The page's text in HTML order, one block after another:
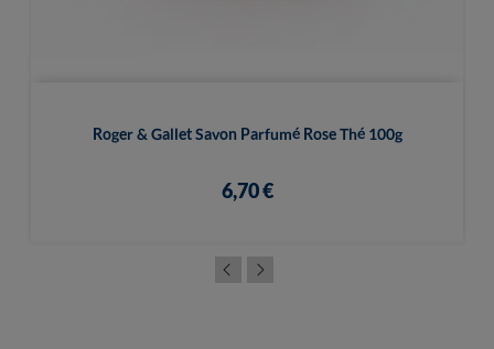
Roger & Gallet Savon Parfumé Rose Thé 100g
6,70 €